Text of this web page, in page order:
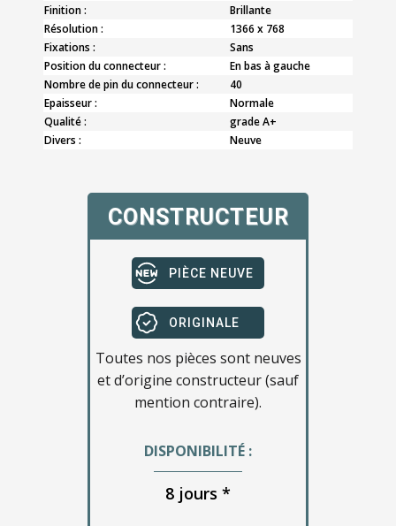
Finition :
Brillante
Résolution :
1366 x 768
Fixations :
Sans
Position du connecteur :
En bas à gauche
Nombre de pin du connecteur :
40
Epaisseur :
Normale
Qualité :
grade A+
Divers :
Neuve
CONSTRUCTEUR
PIÈCE NEUVE
ORIGINALE
Toutes nos pièces sont neuves
et d’origine constructeur (sauf
mention contraire).
DISPONIBILITÉ :
8 jours *